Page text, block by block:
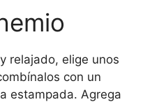
relajado, elige unos
con un
estampada. Agrega